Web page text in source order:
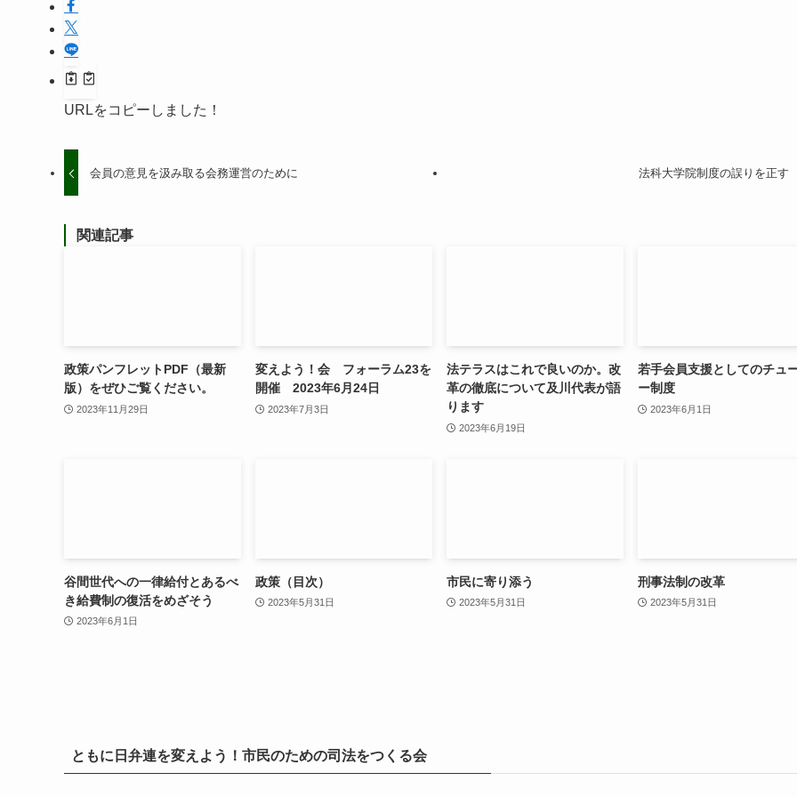
URLをコピーしました！
会員の意見を汲み取る会務運営のために 法科大学院制度の誤りを正す
関連記事
政策パンフレットPDF（最新
版）をぜひご覧ください。
2023年11月29日
変えよう！会 フォーラム23を
開催 2023年6月24日
2023年7月3日
法テラスはこれで良いのか。改
革の徹底について及川代表が語
ります
2023年6月19日
若手会員支援としてのチュ
ー制度
2023年6月1日
谷間世代への一律給付とあるべ
き給費制の復活をめざそう
2023年6月1日
政策（目次）
2023年5月31日
市民に寄り添う
2023年5月31日
刑事法制の改革
2023年5月31日
ともに日弁連を変えよう！市民のための司法をつくる会